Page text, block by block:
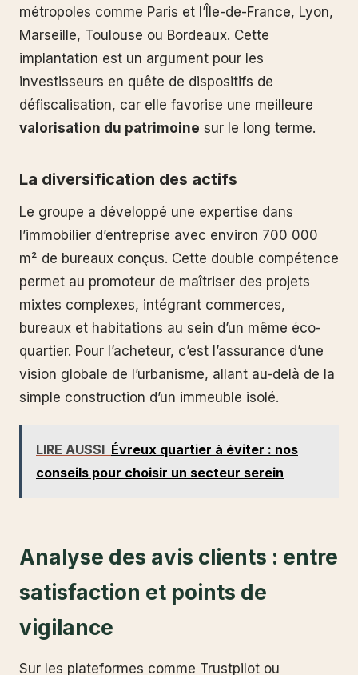
métropoles comme Paris et l’Île-de-France, Lyon,
Marseille, Toulouse ou Bordeaux. Cette
implantation est un argument pour les
investisseurs en quête de dispositifs de
défiscalisation, car elle favorise une meilleure
valorisation du patrimoine sur le long terme.
La diversification des actifs
Le groupe a développé une expertise dans
l’immobilier d’entreprise avec environ 700 000
m² de bureaux conçus. Cette double compétence
permet au promoteur de maîtriser des projets
mixtes complexes, intégrant commerces,
bureaux et habitations au sein d’un même éco-
quartier. Pour l’acheteur, c’est l’assurance d’une
vision globale de l’urbanisme, allant au-delà de la
simple construction d’un immeuble isolé.
LIRE AUSSI Évreux quartier à éviter : nos
conseils pour choisir un secteur serein
Analyse des avis clients : entre
satisfaction et points de
vigilance
Sur les plateformes comme Trustpilot ou